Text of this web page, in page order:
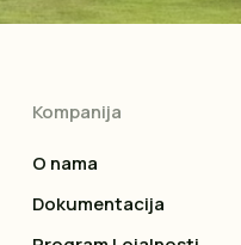
Kompanija
O nama
Dokumentacija